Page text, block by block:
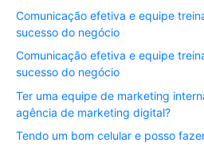
Comunicação efetiva e equipe
sucesso do negócio
Comunicação efetiva e equipe
sucesso do negócio
Ter uma equipe de marketing
agência de marketing digital?
Tendo um bom celular e posso